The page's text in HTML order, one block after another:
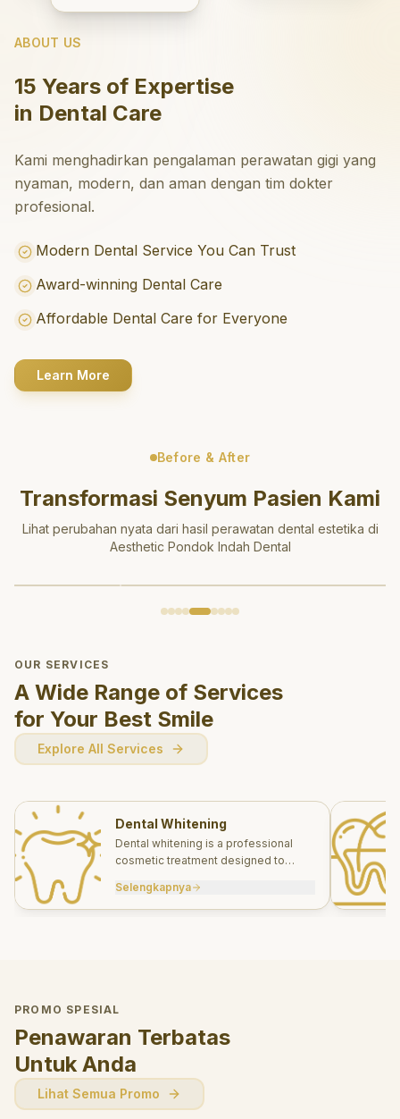
ABOUT US
15 Years of Expertise
in Dental Care
Kami menghadirkan pengalaman perawatan gigi yang
nyaman, modern, dan aman dengan tim dokter
profesional.
Modern Dental Service You Can Trust
Award-winning Dental Care
Affordable Dental Care for Everyone
Learn More
Before & After
Transformasi Senyum Pasien Kami
Lihat perubahan nyata dari hasil perawatan dental estetika di
Aesthetic Pondok Indah Dental
OUR SERVICES
A Wide Range of Services
for Your Best Smile
Explore All Services
Dental Whitening
Dental whitening is a professional
cosmetic treatment designed to
effectively.
Selengkapnya
PROMO SPESIAL
Penawaran Terbatas
Untuk Anda
Lihat Semua Promo